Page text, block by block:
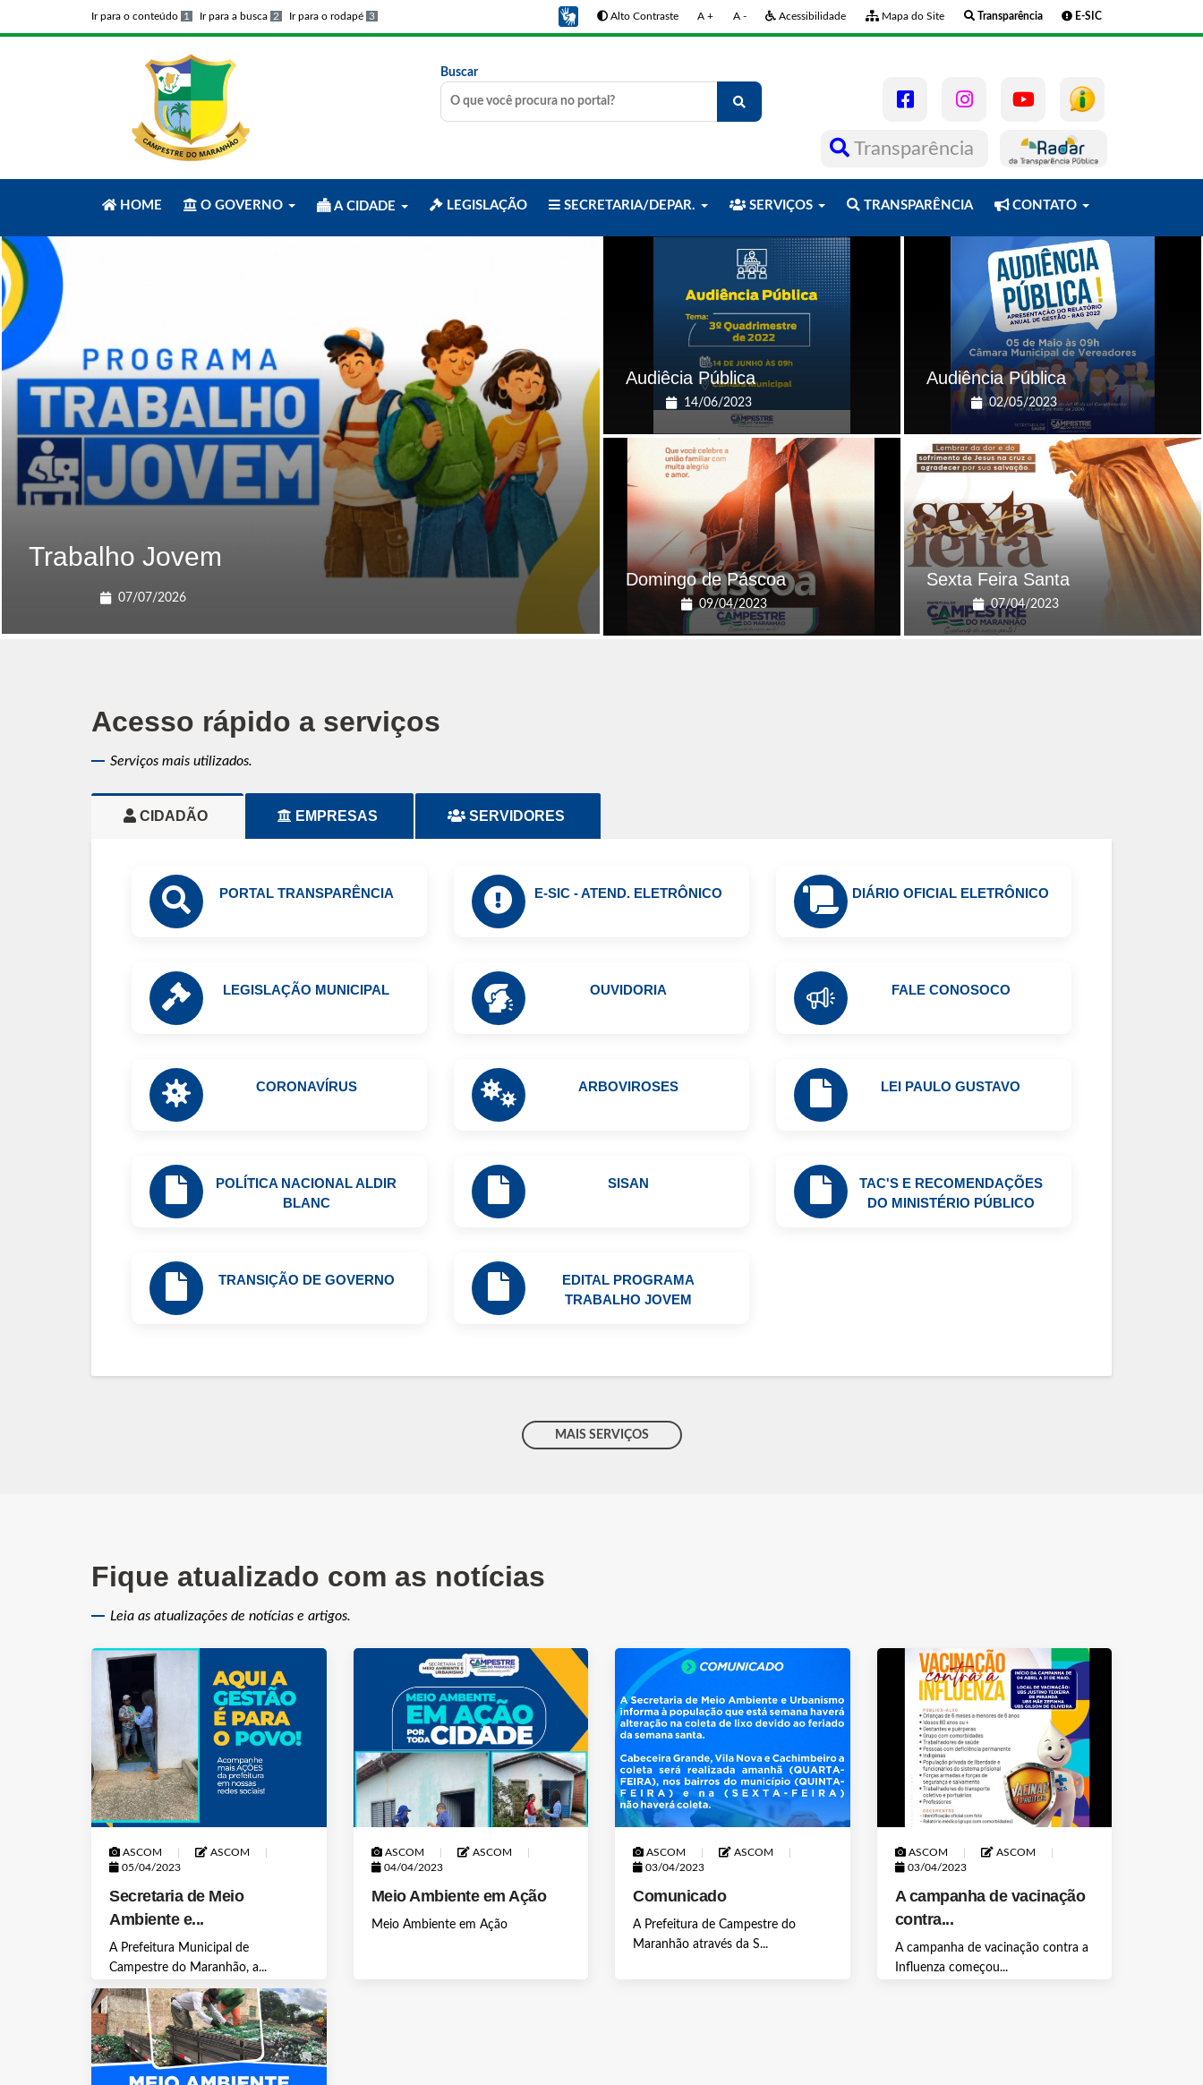
Ir para o conteúdo 1 Ir para a busca 2 Ir para o rodapé 3 Alto Contraste A + A - Acessibilidade Mapa do Site Transparência E-SIC
Buscar
Transparência
HOME O GOVERNO A CIDADE LEGISLAÇÃO SECRETARIA/DEPAR. SERVIÇOS TRANSPARÊNCIA CONTATO
Trabalho Jovem
07/07/2026
Audiêcia Pública
14/06/2023
Audiência Pública
02/05/2023
Domingo de Páscoa
09/04/2023
Sexta Feira Santa
07/04/2023
Acesso rápido a serviços
Serviços mais utilizados.
CIDADÃO EMPRESAS SERVIDORES
PORTAL TRANSPARÊNCIA E-SIC - ATEND. ELETRÔNICO DIÁRIO OFICIAL ELETRÔNICO
LEGISLAÇÃO MUNICIPAL OUVIDORIA FALE CONOSOCO
CORONAVÍRUS ARBOVIROSES LEI PAULO GUSTAVO
POLÍTICA NACIONAL ALDIR
BLANC
SISAN
TAC'S E RECOMENDAÇÕES
DO MINISTÉRIO PÚBLICO
TRANSIÇÃO DE GOVERNO
EDITAL PROGRAMA
TRABALHO JOVEM
MAIS SERVIÇOS
Fique atualizado com as notícias
Leia as atualizações de notícias e artigos.
ASCOM
ASCOM
05/04/2023
Secretaria de Meio
Ambiente e...
A Prefeitura Municipal de
Campestre do Maranhão, a...
ASCOM
ASCOM
04/04/2023
Meio Ambiente em Ação
Meio Ambiente em Ação
ASCOM
ASCOM
03/04/2023
Comunicado
A Prefeitura de Campestre do
Maranhão através da S...
ASCOM
ASCOM
03/04/2023
A campanha de vacinação
contra...
A campanha de vacinação contra a
Influenza começou...